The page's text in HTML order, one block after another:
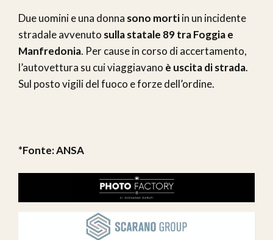
Due uomini e una donna sono mortiin un incidente
stradale avvenuto sulla statale 89 tra Foggia e
Manfredonia. Per cause in corso di accertamento,
l’autovettura su cui viaggiavano è uscita di strada.
Sul posto vigili del fuoco e forze dell’ordine.
*Fonte: ANSA